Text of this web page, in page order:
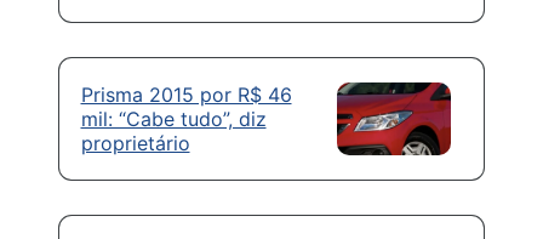
Prisma 2015 por R$ 46
mil: “Cabe tudo”, diz
proprietário